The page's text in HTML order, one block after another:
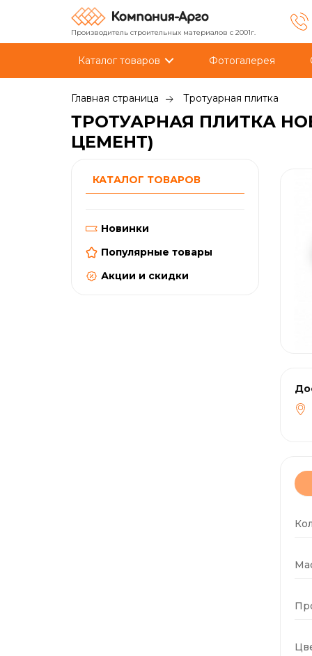
Производитель строительных материалов с 2001г.
Каталог товаров Фотогалерея
Главная страница Тротуарная плитка
ТРОТУАРНАЯ ПЛИТКА
ЦЕМЕНТ)
КАТАЛОГ ТОВАРОВ
Новинки
Популярные товары
Акции и скидки